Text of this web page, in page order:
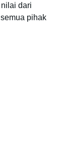
dari
pihak